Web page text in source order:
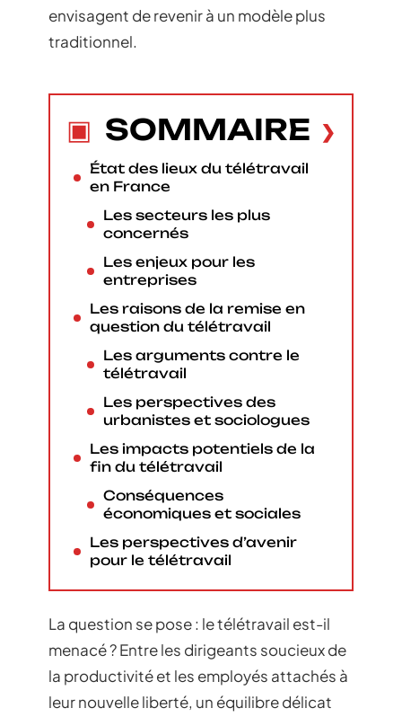
envisagent de revenir à un modèle plus
traditionnel.
SOMMAIRE
État des lieux du télétravail
en France
Les secteurs les plus
concernés
Les enjeux pour les
entreprises
Les raisons de la remise en
question du télétravail
Les arguments contre le
télétravail
Les perspectives des
urbanistes et sociologues
Les impacts potentiels de la
fin du télétravail
Conséquences
économiques et sociales
Les perspectives d’avenir
pour le télétravail
La question se pose : le télétravail est-il
menacé ? Entre les dirigeants soucieux de
la productivité et les employés attachés à
leur nouvelle liberté, un équilibre délicat